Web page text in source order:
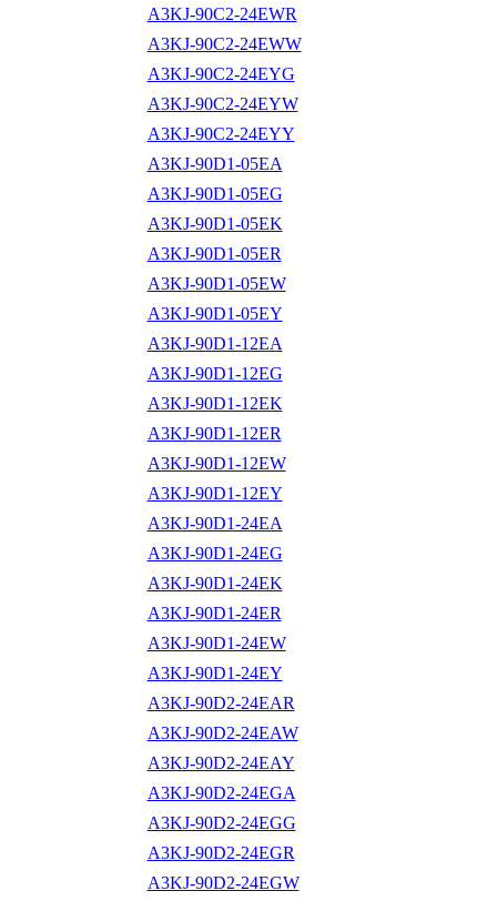
A3KJ-90C2-24EWR
A3KJ-90C2-24EWW
A3KJ-90C2-24EYG
A3KJ-90C2-24EYW
A3KJ-90C2-24EYY
A3KJ-90D1-05EA
A3KJ-90D1-05EG
A3KJ-90D1-05EK
A3KJ-90D1-05ER
A3KJ-90D1-05EW
A3KJ-90D1-05EY
A3KJ-90D1-12EA
A3KJ-90D1-12EG
A3KJ-90D1-12EK
A3KJ-90D1-12ER
A3KJ-90D1-12EW
A3KJ-90D1-12EY
A3KJ-90D1-24EA
A3KJ-90D1-24EG
A3KJ-90D1-24EK
A3KJ-90D1-24ER
A3KJ-90D1-24EW
A3KJ-90D1-24EY
A3KJ-90D2-24EAR
A3KJ-90D2-24EAW
A3KJ-90D2-24EAY
A3KJ-90D2-24EGA
A3KJ-90D2-24EGG
A3KJ-90D2-24EGR
A3KJ-90D2-24EGW